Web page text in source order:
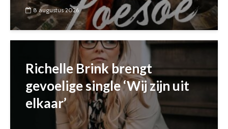
8 augustus 2026
Richelle Brink brengt
gevoelige single ‘Wij zijn uit
elkaar’